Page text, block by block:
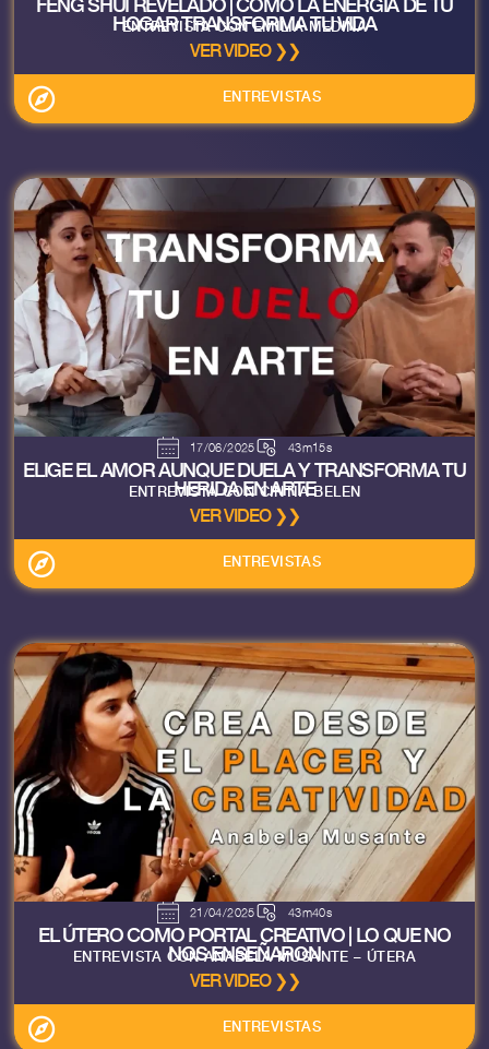
HOGAR TRANSFORMA TU VIDA
ENTREVISTA CON EMILIA MEDINA
VER VIDEO ❯❯
ENTREVISTAS
17/06/2025 43m15s
ELIGE EL AMOR AUNQUE DUELA Y TRANSFORMA TU
HERIDA EN ARTE
ENTREVISTA CON CINTIA BELEN
VER VIDEO ❯❯
ENTREVISTAS
21/04/2025 43m40s
EL ÚTERO COMO PORTAL CREATIVO | LO QUE NO
NOS ENSEÑARON
ENTREVISTA CON ANABELA MUSANTE – ÚTERA
VER VIDEO ❯❯
ENTREVISTAS